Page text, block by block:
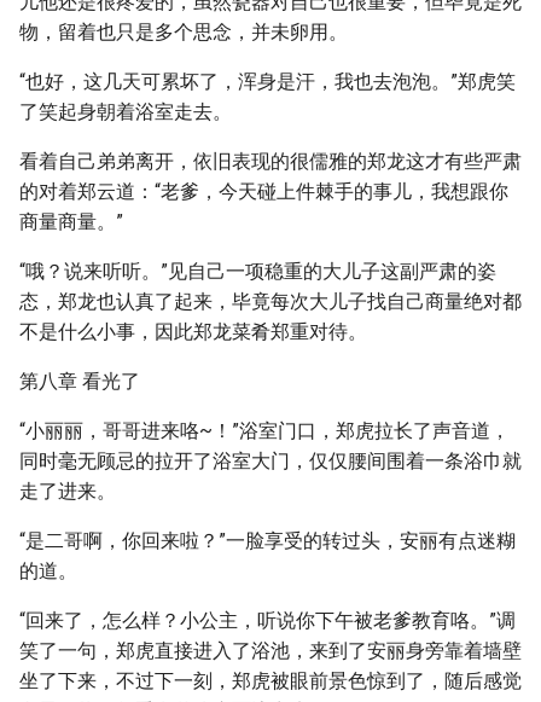
物，留着也只是多个思念，并未卵用。
“也好，这几天可累坏了，浑身是汗，我也去泡泡。”郑虎笑
了笑起身朝着浴室走去。
看着自己弟弟离开，依旧表现的很儒雅的郑龙这才有些严肃
的对着郑云道：“老爹，今天碰上件棘手的事儿，我想跟你
商量商量。”
“哦？说来听听。”见自己一项稳重的大儿子这副严肃的姿
态，郑龙也认真了起来，毕竟每次大儿子找自己商量绝对都
不是什么小事，因此郑龙菜肴郑重对待。
第八章 看光了
“小丽丽，哥哥进来咯~！”浴室门口，郑虎拉长了声音道，
同时毫无顾忌的拉开了浴室大门，仅仅腰间围着一条浴巾就
走了进来。
“是二哥啊，你回来啦？”一脸享受的转过头，安丽有点迷糊
的道。
“回来了，怎么样？小公主，听说你下午被老爹教育咯。”调
笑了一句，郑虎直接进入了浴池，来到了安丽身旁靠着墙壁
坐了下来，不过下一刻，郑虎被眼前景色惊到了，随后感觉